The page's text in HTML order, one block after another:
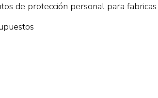
de protección personal para fabricas